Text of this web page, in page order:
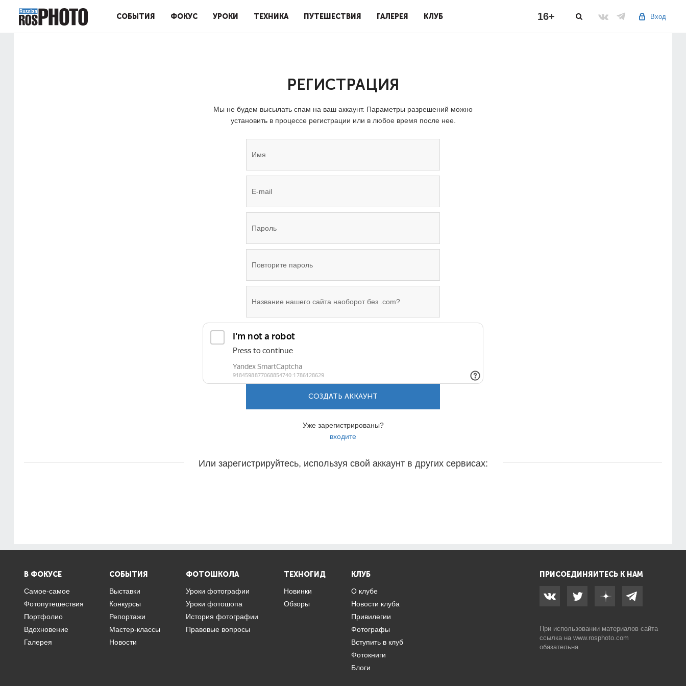
СОБЫТИЯ ФОКУС УРОКИ ТЕХНИКА ПУТЕШЕСТВИЯ ГАЛЕРЕЯ КЛУБ Вход
16+
РЕГИСТРАЦИЯ
Мы не будем высылать спам на ваш аккаунт. Параметры разрешений можно
установить в процессе регистрации или в любое время после нее.
СОЗДАТЬ АККАУНТ
Уже зарегистрированы?
входите
Или зарегистрируйтесь, используя свой аккаунт в других сервисах:
В ФОКУСЕ
Самое-самое
Фотопутешествия
Портфолио
Вдохновение
Галерея
СОБЫТИЯ
Выставки
Конкурсы
Репортажи
Мастер-классы
Новости
ФОТОШКОЛА
Уроки фотографии
Уроки фотошопа
История фотографии
Правовые вопросы
ТЕХНОГИД
Новинки
Обзоры
КЛУБ
О клубе
Новости клуба
Привилегии
Фотографы
Вступить в клуб
Фотокниги
Блоги
ПРИСОЕДИНЯЙТЕСЬ К НАМ
При использовании материалов сайта
ссылка на www.rosphoto.com
обязательна.